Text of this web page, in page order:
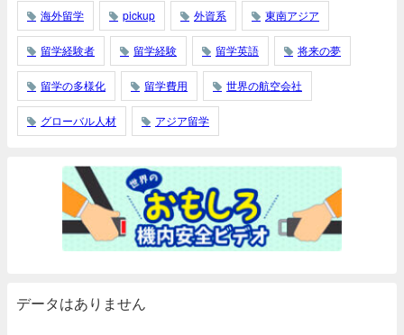
海外留学 pickup 外資系 東南アジア
留学経験者 留学経験 留学英語 将来の夢
留学の多様化 留学費用 世界の航空会社
グローバル人材 アジア留学
データはありません